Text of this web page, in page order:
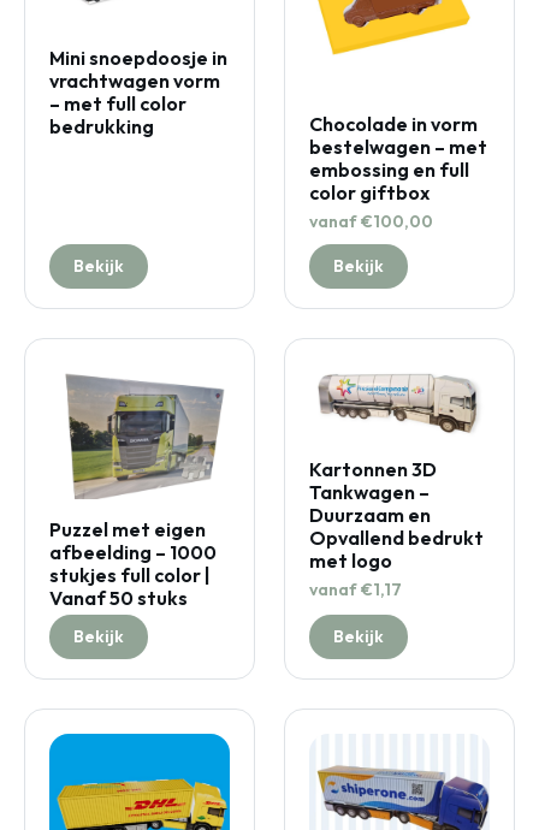
Mini snoepdoosje in
vrachtwagen vorm
– met full color
bedrukking
Bekijk
Chocolade in vorm
bestelwagen – met
embossing en full
color giftbox
vanaf €100,00
Bekijk
Puzzel met eigen
afbeelding – 1000
stukjes full color |
Vanaf 50 stuks
Bekijk
Kartonnen 3D
Tankwagen –
Duurzaam en
Opvallend bedrukt
met logo
vanaf €1,17
Bekijk